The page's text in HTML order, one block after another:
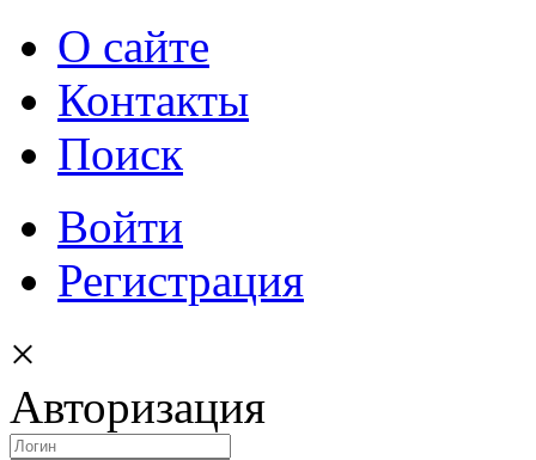
О сайте
Контакты
Поиск
Войти
Регистрация
×
Авторизация